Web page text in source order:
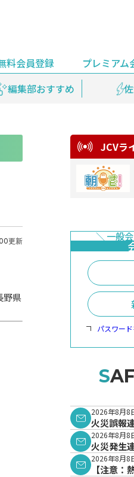
編集部おすすめ
景 鉄道情報
料会員登録
プレミアム
ム会員登録
更新
野県
JCVラ
パスワー
2026年8月8
火災誤報
2026年8月8
火災発生
2026年8月8
【注意